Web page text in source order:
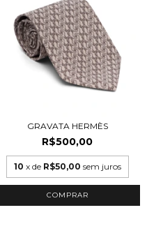
GRAVATA HERMÈS
R$500,00
10 x de R$50,00 sem juros